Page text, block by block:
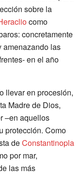
sobre la
como
concretamente
amenazando las
en el año
llevar en procesión,
Madre de Dios,
–en aquellos
protección. Como
deConstantinopla
por mar,
las más